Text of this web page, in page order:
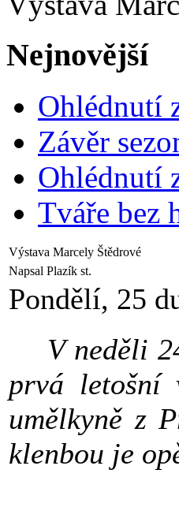
Nejnovější
Ohlédnutí
Závěr
Ohlédnutí
Tváře bez
Výstava Marcely Štědrové
Napsal Plazík st.
Pondělí, 25
V neděli
prvá letošní
umělkyně z
klenbou je